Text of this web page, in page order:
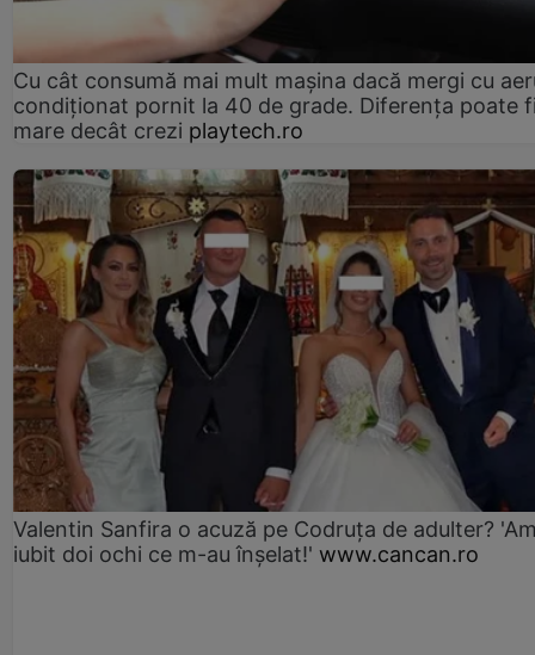
Cu cât consumă mai mult mașina dacă mergi cu
condiționat pornit la 40 de grade. Diferența poate
mare decât crezi playtech.ro
Valentin Sanfira o acuză pe Codruța de adulter?
iubit doi ochi ce m-au înșelat!' www.cancan.ro